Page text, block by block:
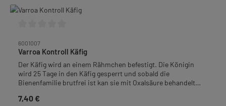
6001007
Varroa Kontroll Käfig
Der Käfig wird an einem Rähmchen befestigt. Die Königin
wird 25 Tage in den Käfig gesperrt und sobald die
Bienenfamilie brutfrei ist kan sie mit Oxalsäure behandelt
Königin durch Ameisensäure verhindern. Der Käfig kann
Regulärer Preis:
7,40 €